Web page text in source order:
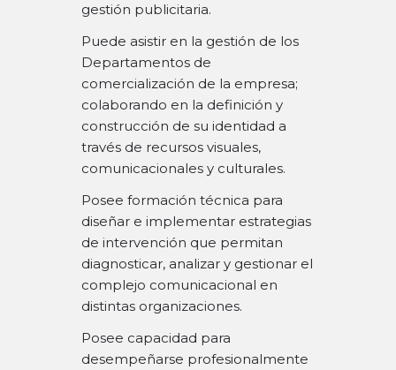
gestión publicitaria.
Puede asistir en la gestión de los
Departamentos de
comercialización de la empresa;
colaborando en la definición y
construcción de su identidad a
través de recursos visuales,
comunicacionales y culturales.
Posee formación técnica para
diseñar e implementar estrategias
de intervención que permitan
diagnosticar, analizar y gestionar el
complejo comunicacional en
distintas organizaciones.
Posee capacidad para
desempeñarse profesionalmente